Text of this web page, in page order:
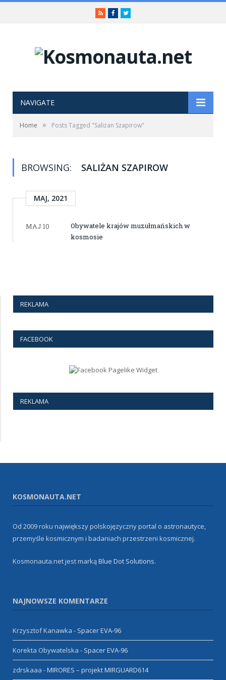
RSSFacebookTwitter
NAVIGATE
Home » Posts Tagged "Saliżan Szapirow"
BROWSING: SALIŻAN SZAPIROW
MAJ, 2021
MAJ 10
Obywatele krajów muzułmańskich w
kosmosie
REKLAMA
FACEBOOK
REKLAMA
KOSMONAUTA.NET
Od 2009 roku największy polskojęzyczny portal o astronautyce,
przemyśle kosmicznym i badaniach przestrzeni kosmicznej.
Kosmonauta.net jest markąBlue Dot Solutions.
NAJNOWSZE KOMENTARZE
Krzysztof Kanawka - Spacer EVA-96
Korekta Obywatelska - Spacer EVA-96
zdrskaaa -MIRORES – projekt MIRGUARD614